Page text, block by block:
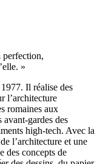
perfection,
»
Il réalise des
l’architecture
romaines aux
avant-gardes des
high-tech. Avec la
l’architecture et une
des concepts de